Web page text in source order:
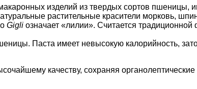
изделий из твердых сортов пшеницы,
растительные красители морковь,
Gigli означает «лилии». Считается
Паста имеет невысокую калорийность, зато
качеству, сохраняя